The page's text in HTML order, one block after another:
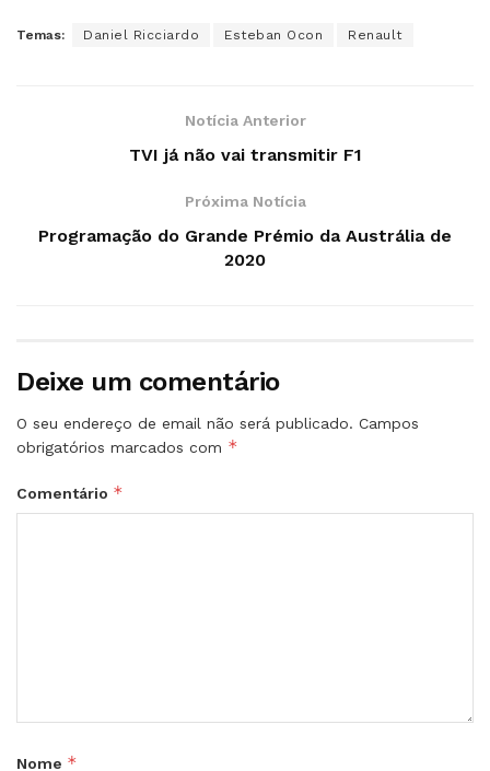
Temas: Daniel Ricciardo Esteban Ocon Renault
Notícia Anterior
TVI já não vai transmitir F1
Próxima Notícia
Programação do Grande Prémio da Austrália de
2020
Deixe um comentário
O seu endereço de email não será publicado. Campos
obrigatórios marcados com *
Comentário *
Nome *